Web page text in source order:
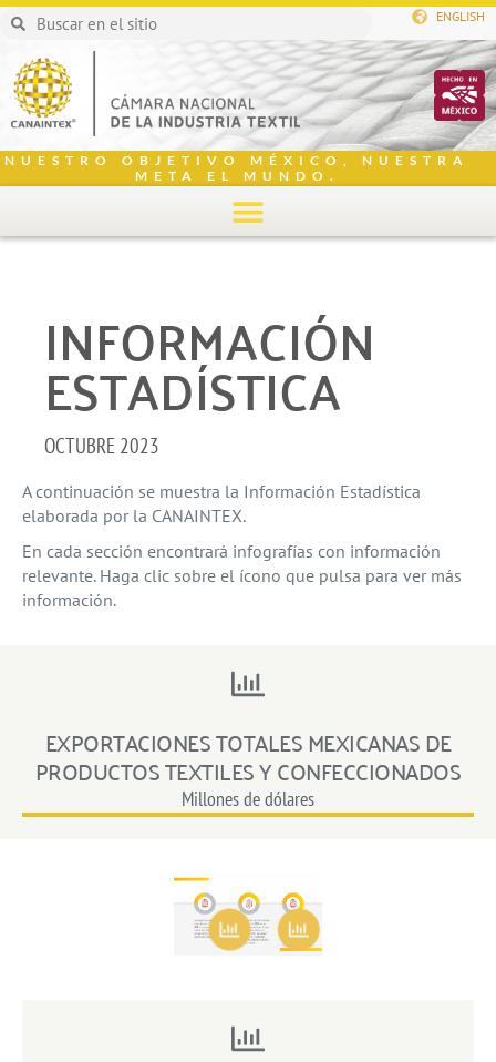
ENGLISH
NUESTRO OBJETIVO MÉXICO, NUESTRA
META EL MUNDO.
INFORMACIÓN
ESTADÍSTICA
OCTUBRE 2023
A continuación se muestra la Información Estadística
elaborada por la CANAINTEX.
En cada sección encontrará infografías con información
relevante. Haga clic sobre el ícono que pulsa para ver más
información.
EXPORTACIONES TOTALES MEXICANAS DE
PRODUCTOS TEXTILES Y CONFECCIONADOS
Millones de dólares